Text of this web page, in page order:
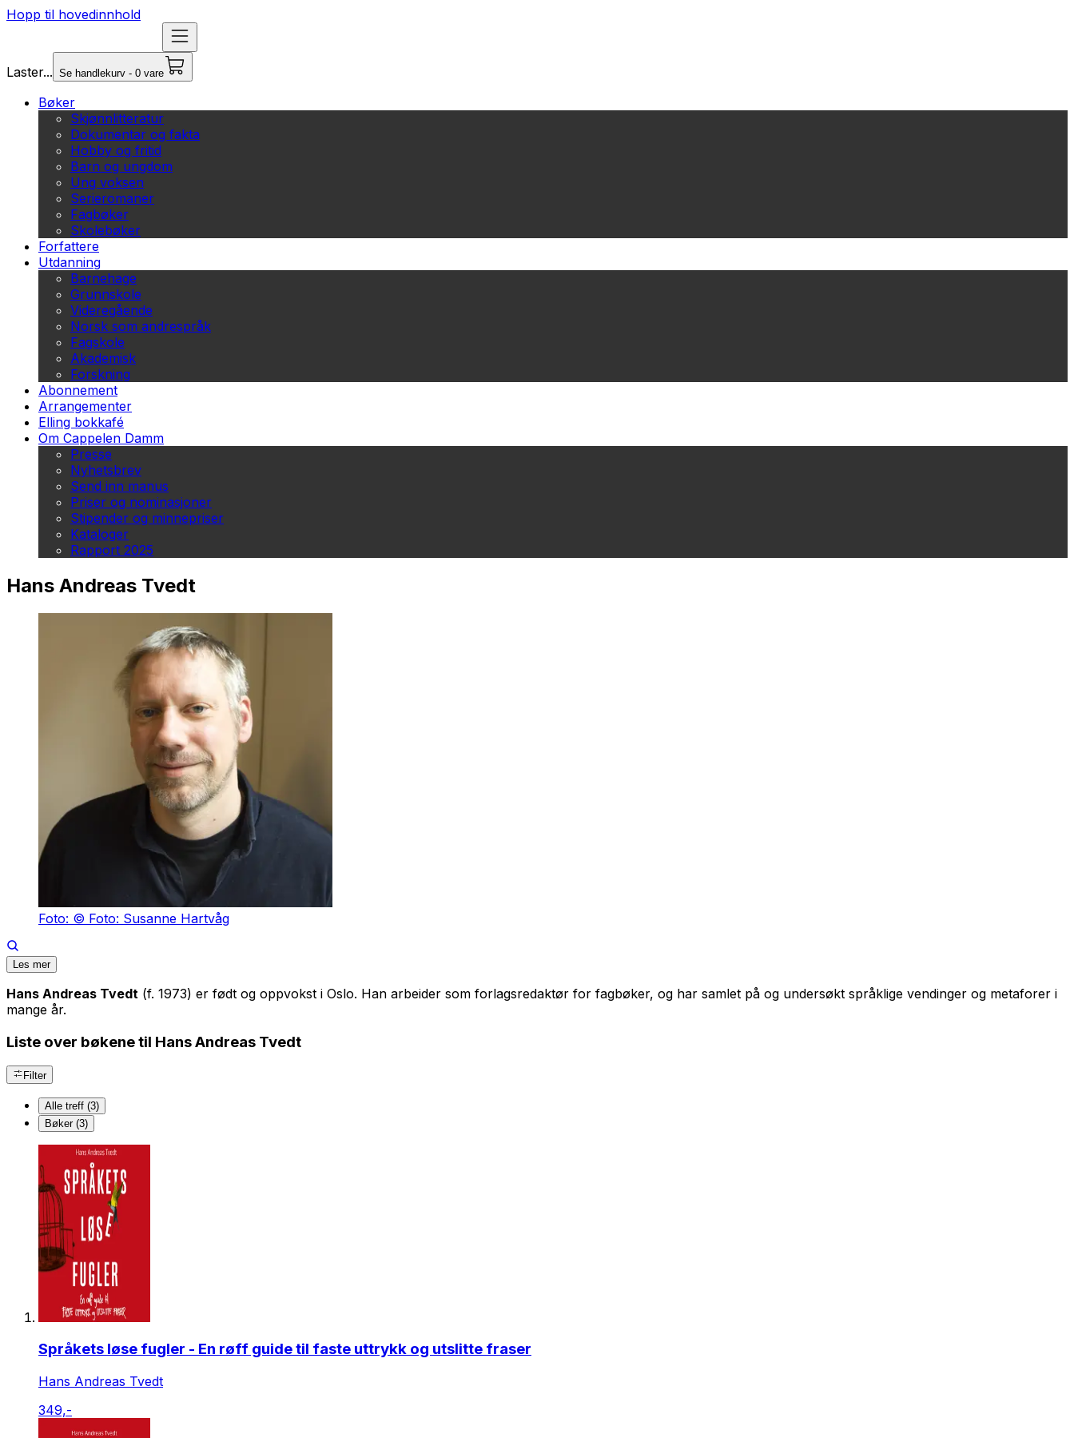
Hopp til hovedinnhold
Laster... Se handlekurv - 0 vare
Bøker
Skjønnlitteratur
Dokumentar og fakta
Hobby og fritid
Barn og ungdom
Ung voksen
Serieromaner
Fagbøker
Skolebøker
Forfattere
Utdanning
Barnehage
Grunnskole
Videregående
Norsk som andrespråk
Fagskole
Akademisk
Forskning
Abonnement
Arrangementer
Elling bokkafé
Om Cappelen Damm
Presse
Nyhetsbrev
Send inn manus
Priser og nominasjoner
Stipender og minnepriser
Kataloger
Rapport 2025
Hans Andreas Tvedt
Foto: © Foto: Susanne Hartvåg
Les mer
Hans Andreas Tvedt (f. 1973) er født og oppvokst i Oslo. Han arbeider som forlagsredaktør for fagbøker, og har samlet på og undersøkt språklige vendinger og metaforer i
mange år.
Liste over bøkene til Hans Andreas Tvedt
Filter
Alle treff (3)
Bøker (3)
Språkets løse fugler - En røff guide til faste uttrykk og utslitte fraser
Hans Andreas Tvedt
349,-